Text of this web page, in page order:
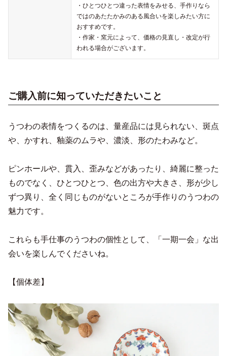
・ひとつひとつ違った表情をみせる、手作りなら
ではのあたたかみのある風合いを楽しみたい方に
おすすめです。
・作家・窯元によって、価格の見直し・改定が行
われる場合がございます。
ご購入前に知っていただきたいこと
うつわの表情をつくるのは、量産品には見られない、斑点
や、かすれ、釉薬のムラや、濃淡、形のたわみなど。
ピンホールや、貫入、歪みなどがあったり、綺麗に整った
ものでなく、ひとつひとつ、色の出方や大きさ、形が少し
ずつ異り、全く同じものがないところが手作りのうつわの
魅力です。
これらも手仕事のうつわの個性として、「一期一会」な出
会いを楽しんでくださいね。
【個体差】